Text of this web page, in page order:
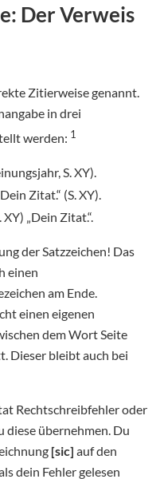
Der Verweis
Zitierweise genannt.
in drei
werden: 1
S. XY).
Zitat.“ (S. XY).
„Dein Zitat.“.
der Satzzeichen! Das
einen
am Ende.
einen eigenen
dem Wort Seite
Dieser bleibt auch bei
Rechtschreibfehler oder
diese übernehmen. Du
[sic] auf den
dein Fehler gelesen